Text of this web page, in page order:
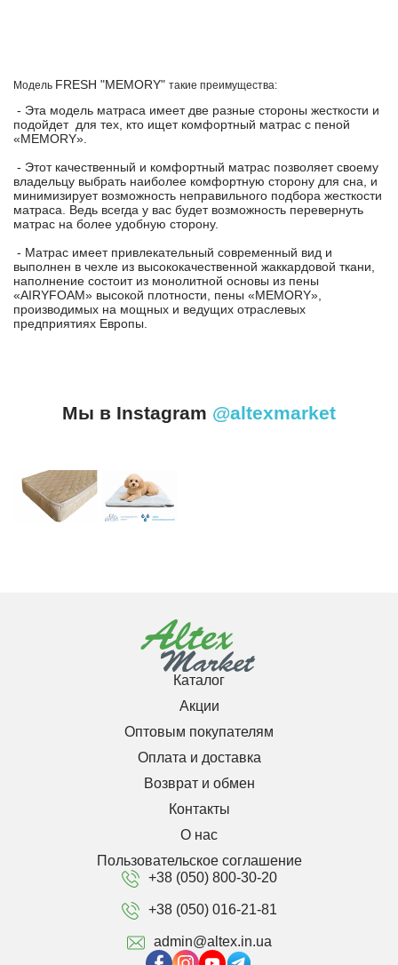
Модель FRESH "MEMORY" такие преимущества:
- Эта модель матраса имеет две разные стороны жесткости и
подойдет для тех, кто ищет комфортный матрас с пеной
«MEMORY».
- Этот качественный и комфортный матрас позволяет своему
владельцу выбрать наиболее комфортную сторону для сна, и
минимизирует возможность неправильного подбора жесткости
матраса. Ведь всегда у вас будет возможность перевернуть
матрас на более удобную сторону.
- Матрас имеет привлекательный современный вид и
выполнен в чехле из высококачественной жаккардовой ткани,
наполнение состоит из монолитной основы из пены
«AIRYFOAM» высокой плотности, пены «MEMORY»,
производимых на мощных и ведущих отраслевых
предприятиях Европы.
Мы в Instagram @altexmarket
Каталог
Акции
Оптовым покупателям
Оплата и доставка
Возврат и обмен
Контакты
О нас
Пользовательское соглашение
+38 (050) 800-30-20
+38 (050) 016-21-81
admin@altex.in.ua